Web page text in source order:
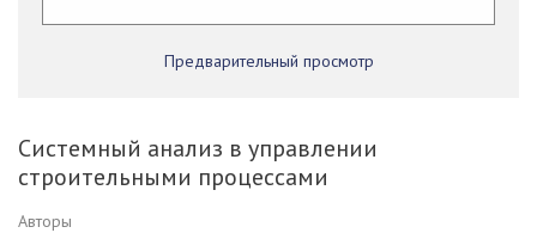
Предварительный просмотр
Системный анализ в управлении
строительными процессами
Авторы